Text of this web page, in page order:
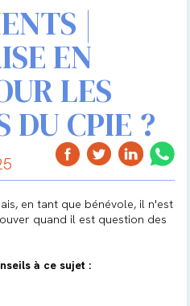
|
EN
LES
DU CPIE ?
en tant que bénévole, il n'est
quand il est question des
à ce sujet :